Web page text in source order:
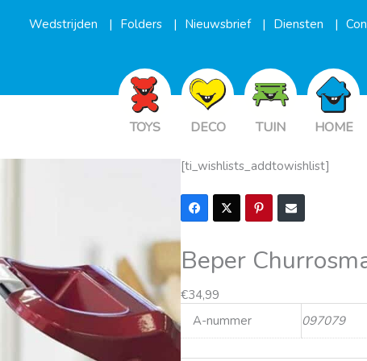
Wedstrijden Folders Nieuwsbrief Diensten
TOYS DECO TUIN HOME
[ti_wishlists_addtowishlist]
Beper
€34,99
A-nummer
097079